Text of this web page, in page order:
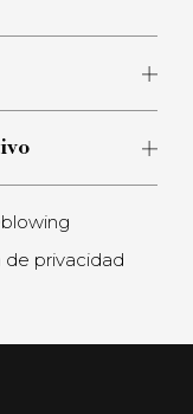
de privacidad